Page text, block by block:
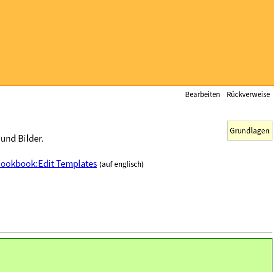
Bearbeiten Rückverweise
Grundlagen
Bilder.
Templates (auf englisch)